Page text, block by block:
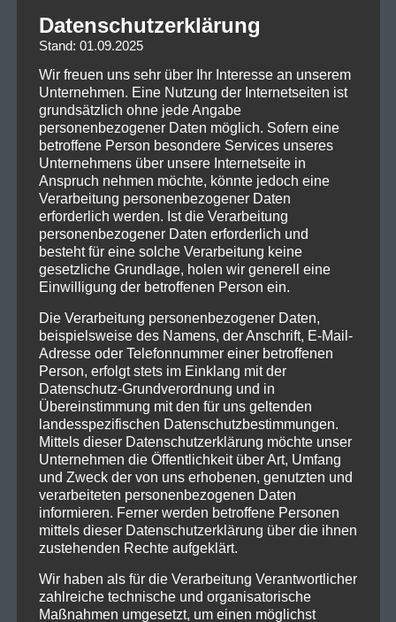
Datenschutzerklärung
Stand: 01.09.2025
Wir freuen uns sehr über Ihr Interesse an unserem
Unternehmen. Eine Nutzung der Internetseiten ist
grundsätzlich ohne jede Angabe
personenbezogener Daten möglich. Sofern eine
betroffene Person besondere Services unseres
Unternehmens über unsere Internetseite in
Anspruch nehmen möchte, könnte jedoch eine
Verarbeitung personenbezogener Daten
erforderlich werden. Ist die Verarbeitung
personenbezogener Daten erforderlich und
besteht für eine solche Verarbeitung keine
gesetzliche Grundlage, holen wir generell eine
Einwilligung der betroffenen Person ein.
Die Verarbeitung personenbezogener Daten,
beispielsweise des Namens, der Anschrift, E-Mail-
Adresse oder Telefonnummer einer betroffenen
Person, erfolgt stets im Einklang mit der
Datenschutz-Grundverordnung und in
Übereinstimmung mit den für uns geltenden
landesspezifischen Datenschutzbestimmungen.
Mittels dieser Datenschutzerklärung möchte unser
Unternehmen die Öffentlichkeit über Art, Umfang
und Zweck der von uns erhobenen, genutzten und
verarbeiteten personenbezogenen Daten
informieren. Ferner werden betroffene Personen
mittels dieser Datenschutzerklärung über die ihnen
zustehenden Rechte aufgeklärt.
Wir haben als für die Verarbeitung Verantwortlicher
zahlreiche technische und organisatorische
Maßnahmen umgesetzt, um einen möglichst